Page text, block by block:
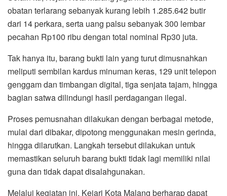
obatan terlarang sebanyak kurang lebih 1.285.642 butir
dari 14 perkara, serta uang palsu sebanyak 300 lembar
pecahan Rp100 ribu dengan total nominal Rp30 juta.
Tak hanya itu, barang bukti lain yang turut dimusnahkan
meliputi sembilan kardus minuman keras, 129 unit telepon
genggam dan timbangan digital, tiga senjata tajam, hingga
bagian satwa dilindungi hasil perdagangan ilegal.
Proses pemusnahan dilakukan dengan berbagai metode,
mulai dari dibakar, dipotong menggunakan mesin gerinda,
hingga dilarutkan. Langkah tersebut dilakukan untuk
memastikan seluruh barang bukti tidak lagi memiliki nilai
guna dan tidak dapat disalahgunakan.
Melalui kegiatan ini, Kejari Kota Malang berharap dapat